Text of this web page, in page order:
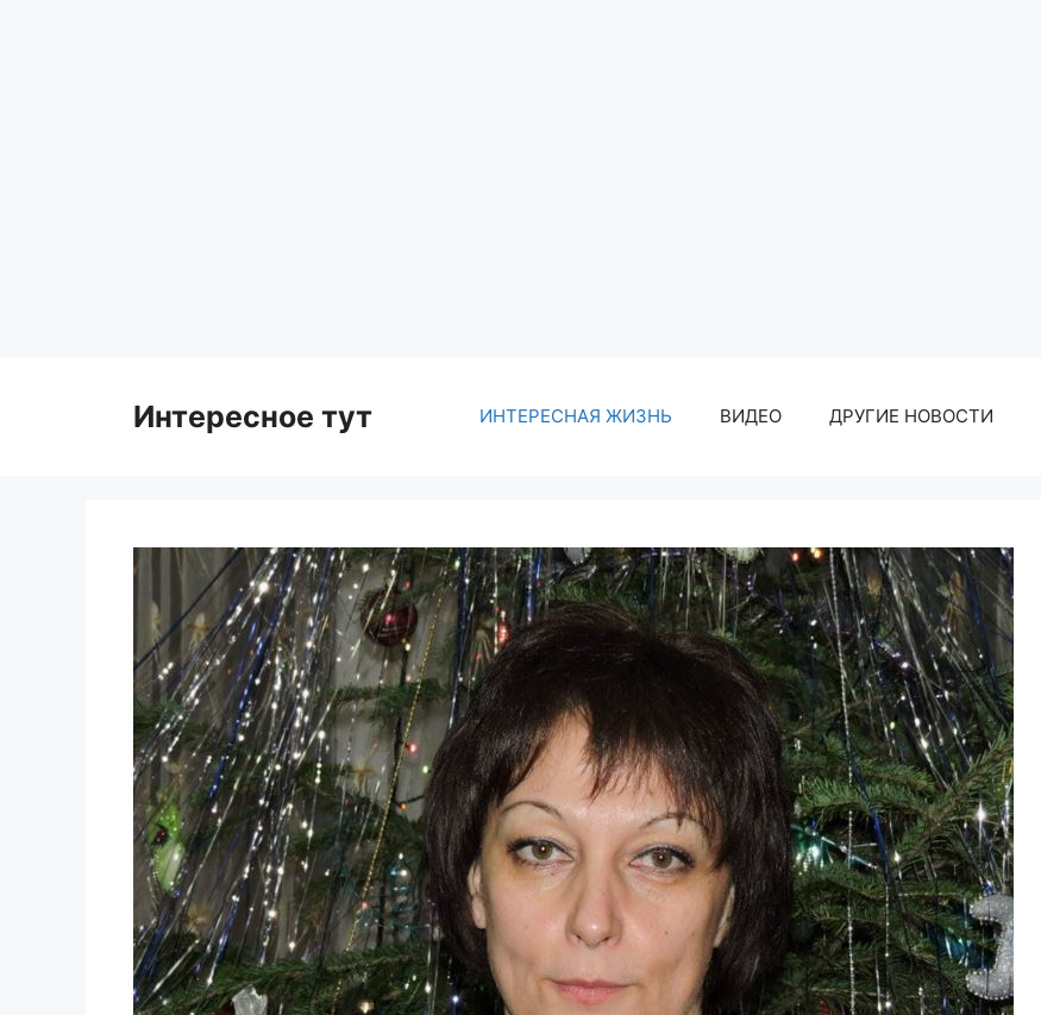
Интересное тут ИНТЕРЕСНАЯ ЖИЗНЬ ВИДЕО ДРУГИЕ НОВОСТИ